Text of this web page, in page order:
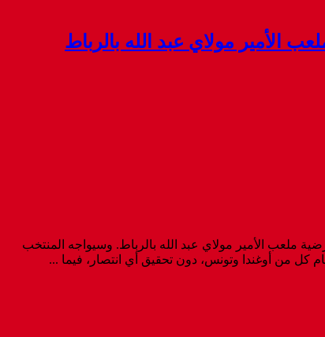
كأس إفريقيا للأمم (المغرب 2025)، وذلك يوم الأحد المقبل، على أرضية ملعب الأمير مولاي عبد الله بالرباط. وسيواجه المنتخب
كل من أوغندا وتونس، دون تحقيق أي انتصار، فيما ...